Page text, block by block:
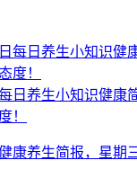
日养生小知识健康
！
康养生简报，星期